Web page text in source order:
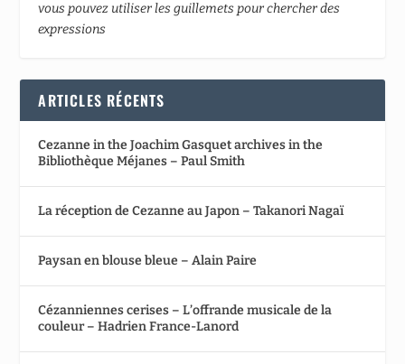
vous pouvez utiliser les guillemets pour chercher des
expressions
ARTICLES RÉCENTS
Cezanne in the Joachim Gasquet archives in the
Bibliothèque Méjanes – Paul Smith
La réception de Cezanne au Japon – Takanori Nagaï
Paysan en blouse bleue – Alain Paire
Cézanniennes cerises – L’offrande musicale de la
couleur – Hadrien France-Lanord